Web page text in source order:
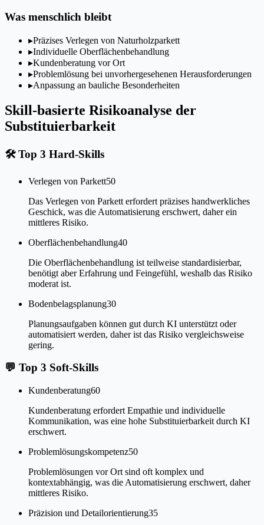
Was menschlich bleibt
▸Präzises Verlegen von Naturholzparkett
▸Individuelle Oberflächenbehandlung
▸Kundenberatung vor Ort
▸Problemlösung bei unvorhergesehenen Herausforderungen
▸Anpassung an bauliche Besonderheiten
Skill-basierte Risikoanalyse der
Substituierbarkeit
🛠Top 3 Hard-Skills
Verlegen von Parkett50
Das Verlegen von Parkett erfordert präzises handwerkliches
Geschick, was die Automatisierung erschwert, daher ein
mittleres Risiko.
Oberflächenbehandlung40
Die Oberflächenbehandlung ist teilweise standardisierbar,
benötigt aber Erfahrung und Feingefühl, weshalb das Risiko
moderat ist.
Bodenbelagsplanung30
Planungsaufgaben können gut durch KI unterstützt oder
automatisiert werden, daher ist das Risiko vergleichsweise
gering.
💬 Top 3 Soft-Skills
Kundenberatung60
Kundenberatung erfordert Empathie und individuelle
Kommunikation, was eine hohe Substituierbarkeit durch KI
erschwert.
Problemlösungskompetenz50
Problemlösungen vor Ort sind oft komplex und
kontextabhängig, was die Automatisierung erschwert, daher
mittleres Risiko.
Präzision und Detailorientierung35